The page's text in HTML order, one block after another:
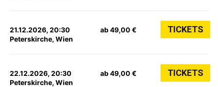
21.12.2026, 20:30
Peterskirche, Wien
ab 49,00 € TICKETS
22.12.2026, 20:30
Peterskirche, Wien
ab 49,00 € TICKETS